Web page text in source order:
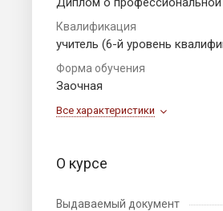
Квалификация
учитель (6-й уровень
Форма обучения
Заочная
Все характеристики
О курсе
Выдаваемый документ